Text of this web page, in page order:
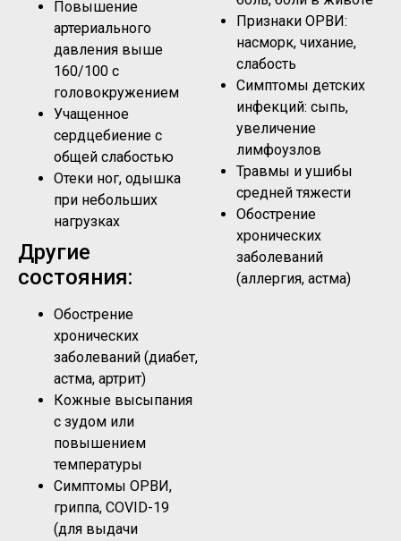
Повышение
артериального
давления выше
160/100 с
головокружением
Учащенное
сердцебиение с
общей слабостью
Отеки ног, одышка
при небольших
нагрузках
Другие
состояния:
Обострение
хронических
заболеваний (диабет,
астма, артрит)
Кожные высыпания
с зудом или
повышением
температуры
Симптомы ОРВИ,
гриппа, COVID-19
(для выдачи
Признаки ОРВИ:
насморк, чихание,
слабость
Симптомы детских
инфекций: сыпь,
увеличение
лимфоузлов
Травмы и ушибы
средней тяжести
Обострение
хронических
заболеваний
(аллергия, астма)